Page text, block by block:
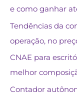
e como ganhar
Tendências da
operação, no
CNAE para
melhor
Contador